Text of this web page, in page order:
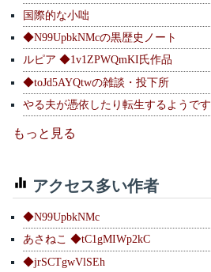
国際的な小咄
◆N99UpbkNMcの黒歴史ノート
ルピア ◆1v1ZPWQmKI氏作品
◆toJd5AYQtwの雑談・投下所
やる夫が憑依したり転生するようです
もっと見る
アクセス多い作者
◆N99UpbkNMc
あさねこ ◆tC1gMIWp2kC
◆jrSCTgwVlSEh